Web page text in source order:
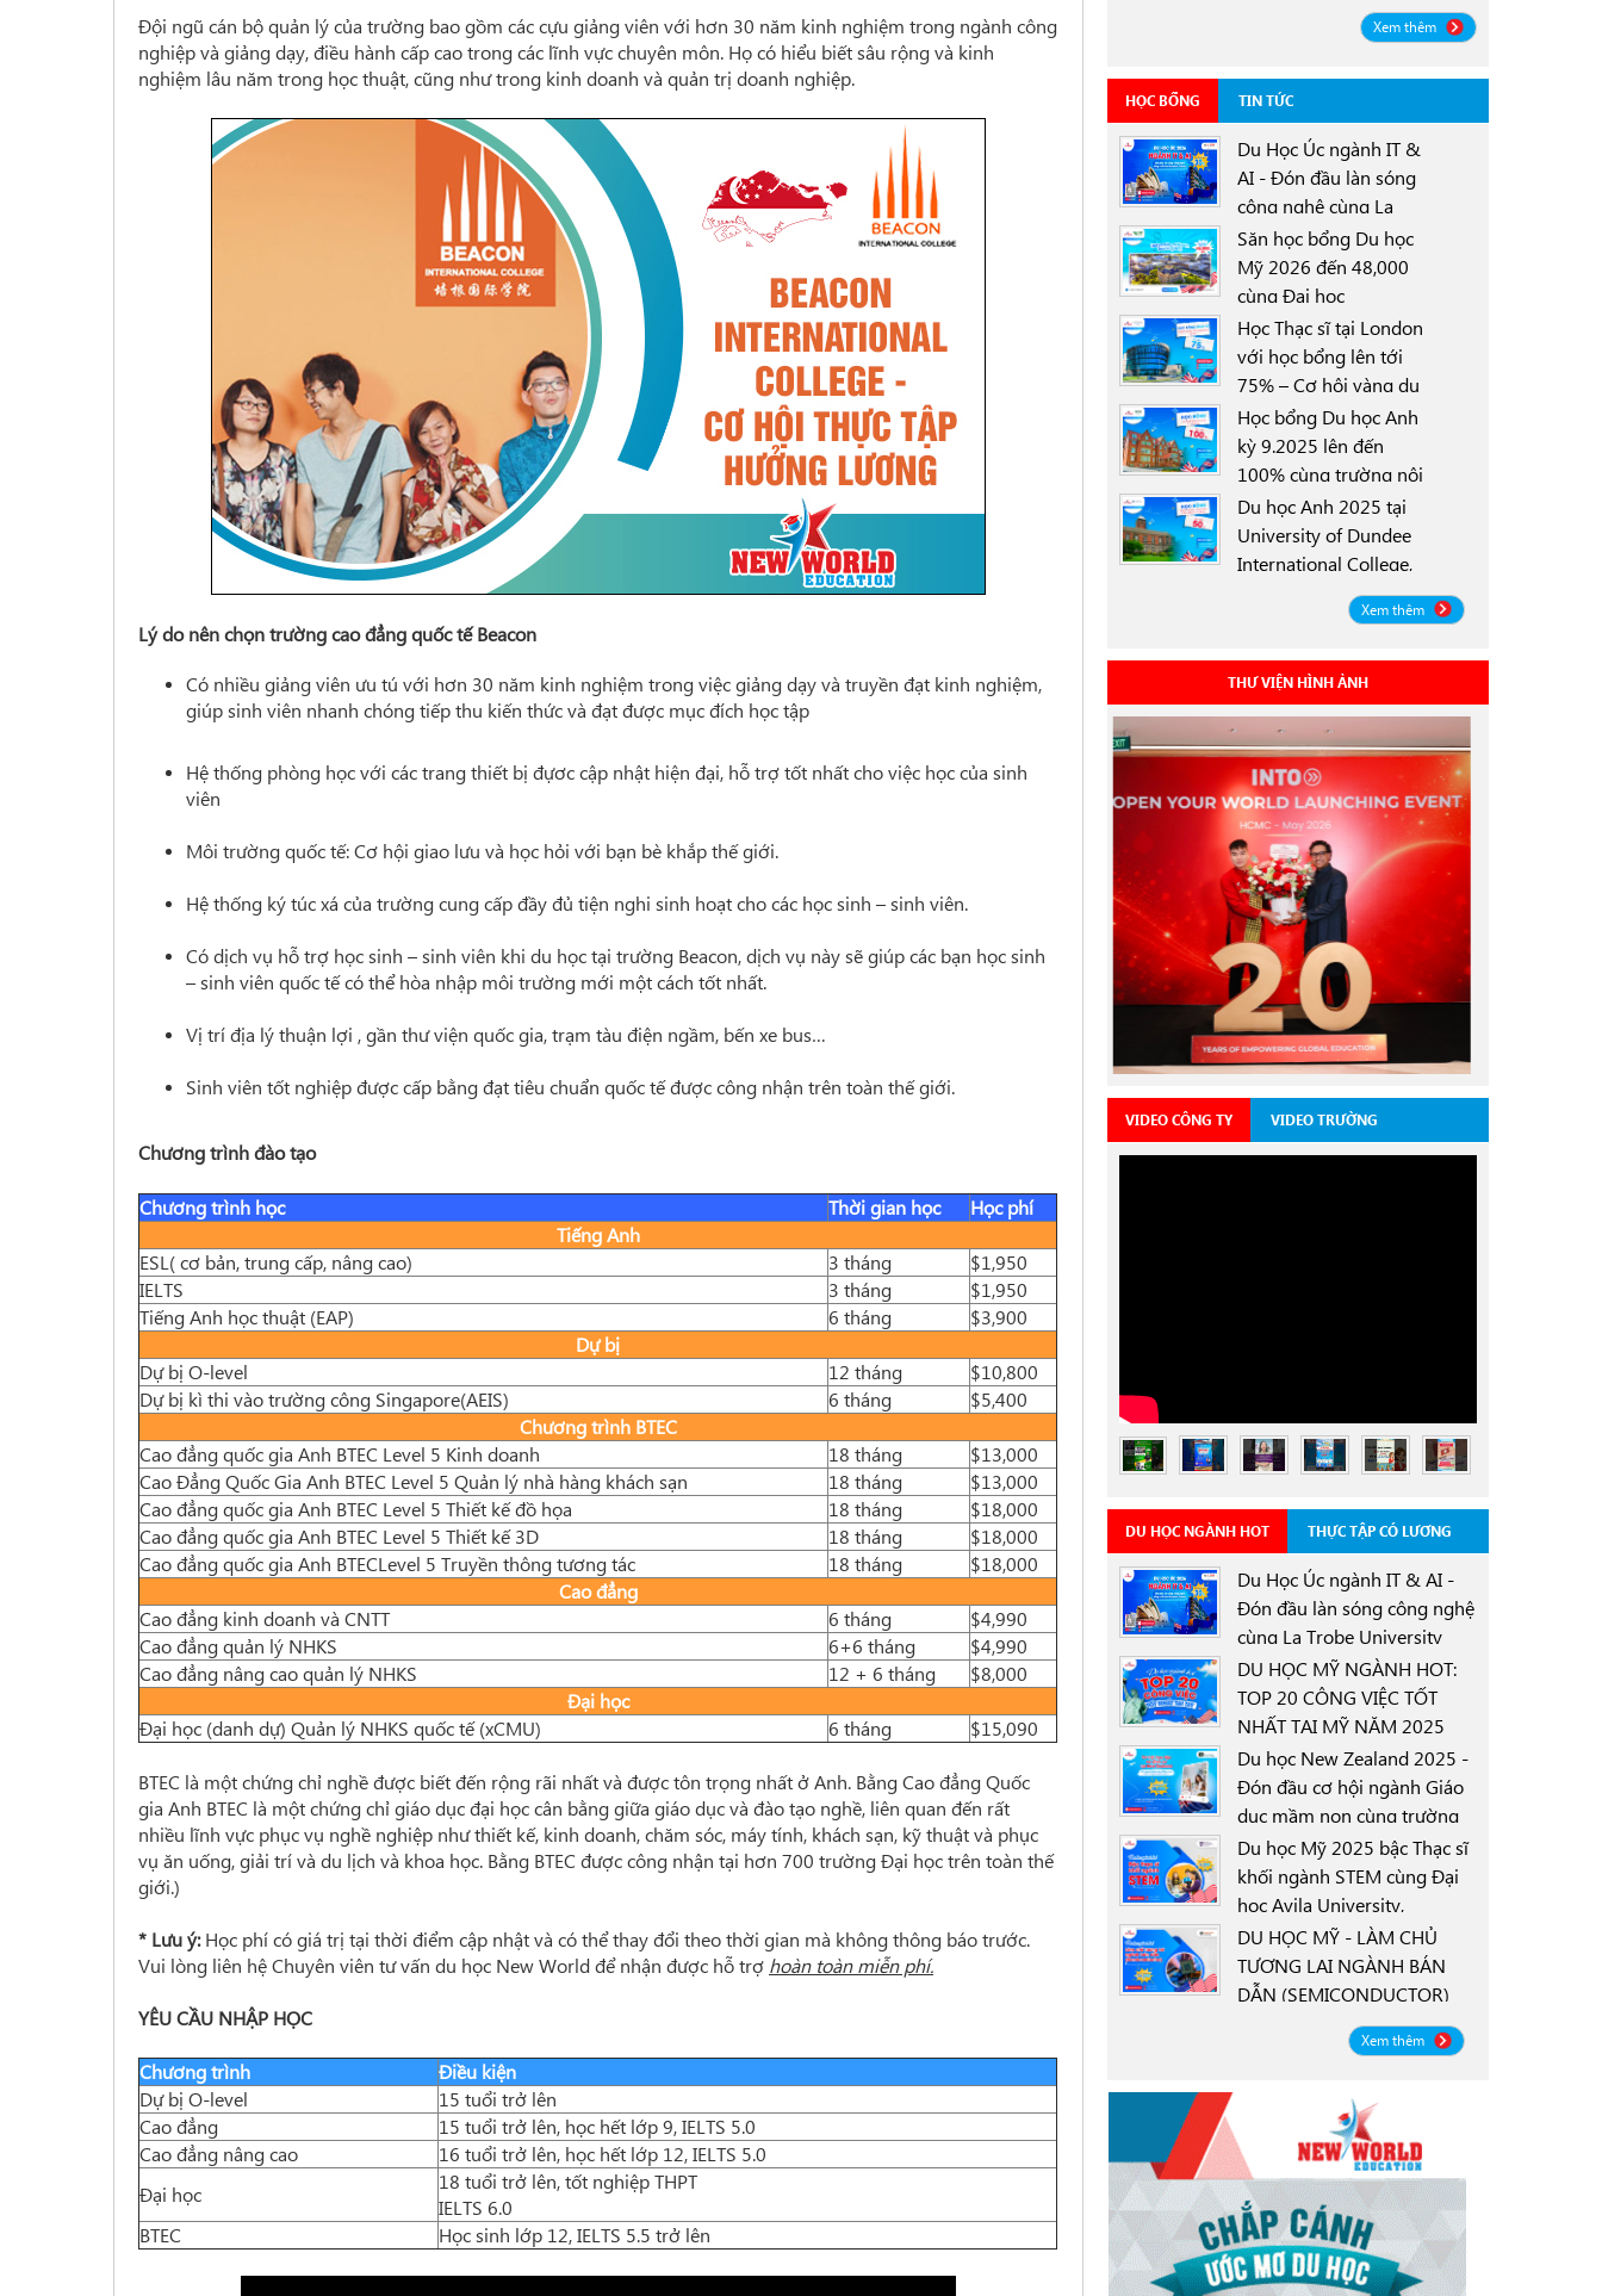
Đội ngũ cán bộ quản lý của trường bao gồm các cựu giảng viên với hơn 30 năm kinh nghiệm trong ngành công
nghiệp và giảng dạy, điều hành cấp cao trong các lĩnh vực chuyên môn. Họ có hiểu biết sâu rộng và kinh
nghiệm lâu năm trong học thuật, cũng như trong kinh doanh và quản trị doanh nghiệp.
Lý do nên chọn trường cao đẳng quốc tế Beacon
Có nhiều giảng viên ưu tú với hơn 30 năm kinh nghiệm trong việc giảng dạy và truyền đạt kinh nghiệm,
giúp sinh viên nhanh chóng tiếp thu kiến thức và đạt được mục đích học tập
Hệ thống phòng học với các trang thiết bị đựơc cập nhật hiện đại, hỗ trợ tốt nhất cho việc học của sinh
viên
Môi trường quốc tế: Cơ hội giao lưu và học hỏi với bạn bè khắp thế giới.
Hệ thống ký túc xá của trường cung cấp đầy đủ tiện nghi sinh hoạt cho các học sinh – sinh viên.
Có dịch vụ hỗ trợ học sinh – sinh viên khi du học tại trường Beacon, dịch vụ này sẽ giúp các bạn học sinh
– sinh viên quốc tế có thể hòa nhập môi trường mới một cách tốt nhất.
Vị trí địa lý thuận lợi , gần thư viện quốc gia, trạm tàu điện ngầm, bến xe bus…
Sinh viên tốt nghiệp được cấp bằng đạt tiêu chuẩn quốc tế được công nhận trên toàn thế giới.
Chương trình đào tạo
Chương trình học Thời gian học
Học phí
Tiếng Anh
ESL( cơ bản, trung cấp, nâng cao)
3 tháng
$1,950
IELTS
3 tháng
$1,950
Tiếng Anh học thuật (EAP)
6 tháng
$3,900
Dự bị
Dự bị O-level
12 tháng
$10,800
Dự bị kì thi vào trường công Singapore(AEIS)
6 tháng
$5,400
Chương trình BTEC
Cao đẳng quốc gia Anh BTEC Level 5 Kinh doanh
18 tháng
$13,000
Cao Đẳng Quốc Gia Anh BTEC Level 5 Quản lý nhà hàng khách sạn
18 tháng
$13,000
Cao đẳng quốc gia Anh BTEC Level 5 Thiết kế đồ họa
18 tháng
$18,000
Cao đẳng quốc gia Anh BTEC Level 5 Thiết kế 3D
18 tháng
$18,000
Cao đẳng quốc gia Anh BTECLevel 5 Truyền thông tương tác
18 tháng
$18,000
Cao đẳng
Cao đẳng kinh doanh và CNTT
6 tháng
$4,990
Cao đẳng quản lý NHKS
6+6 tháng
$4,990
Cao đẳng nâng cao quản lý NHKS
12 + 6 tháng
$8,000
Đại học
Đại học (danh dự) Quản lý NHKS quốc tế (xCMU)
6 tháng $15,090
BTEC là một chứng chỉ nghề được biết đến rộng rãi nhất và được tôn trọng nhất ở Anh. Bằng Cao đẳng Quốc
gia Anh BTEC là một chứng chỉ giáo dục đại học cân bằng giữa giáo dục và đào tạo nghề, liên quan đến rất
nhiều lĩnh vực phục vụ nghề nghiệp như thiết kế, kinh doanh, chăm sóc, máy tính, khách sạn, kỹ thuật và phục
vụ ăn uống, giải trí và du lịch và khoa học. Bằng BTEC được công nhận tại hơn 700 trường Đại học trên toàn thế
giới.)
* Lưu ý:Học phí có giá trị tại thời điểm cập nhậtvà có thể thay đổi theo thời gian mà không thông báo trước.
Vui lòng liên hệ Chuyên viên tư vấn du học New World để nhận được hỗ trợ hoàn toàn miễn phí.
YÊU CẦU NHẬP HỌC
Chương trình
Điều kiện
Dự bị O-level
15 tuổi trở lên
Cao đẳng
15 tuổi trở lên, học hết lớp 9, IELTS 5.0
Cao đẳng nâng cao
16 tuổi trở lên, học hết lớp 12, IELTS 5.0
Đại học
18 tuổi trở lên, tốt nghiệp THPT
IELTS 6.0
BTEC
Học sinh lớp 12, IELTS 5.5 trở lên
Xem thêm
HỌC BỔNG TIN TỨC
Du Học Úc ngành IT &
AI - Đón đầu làn sóng
công nghệ cùng La
Trobe University
Sydney Campus với
học bổng 30%
Săn học bổng Du học
Mỹ 2026 đến 48,000
cùng Đại học
University of North
Texas (UNT)
Học Thạc sĩ tại London
với học bổng lên tới
75% – Cơ hội vàng du
học Anh 2025
Học bổng Du học Anh
kỳ 9.2025 lên đến
100% cùng trường nội
trú Worthgate School
Canterbury
Du học Anh 2025 tại
University of Dundee
International College,
Scotland ICD - Lộ trình
linh hoạt, học bổng
Xem thêm
THƯ VIỆN HÌNH ẢNH
VIDEO CÔNG TY VIDEO TRƯỜNG
DU HỌC NGÀNH HOT THỰC TẬP CÓ LƯƠNG
Du Học Úc ngành IT & AI -
Đón đầu làn sóng công nghệ
cùng La Trobe University
Sydney Campus với học
bổng 30%
0000-00-00
DU HỌC MỸ NGÀNH HOT:
TOP 20 CÔNG VIỆC TỐT
NHẤT TẠI MỸ NĂM 2025
Du học New Zealand 2025 -
Đón đầu cơ hội ngành Giáo
dục mầm non cùng trường
New Zealand Tertiary
College NZTC
Du học Mỹ 2025 bậc Thạc sĩ
khối ngành STEM cùng Đại
học Avila University,
Goodyear, Arizona
0000-00-00
DU HỌC MỸ - LÀM CHỦ
TƯƠNG LAI NGÀNH BÁN
DẪN (SEMICONDUCTOR)
CÙNG ĐẠI HỌC OREGON
STATE UNIVERSITY OSU
Xem thêm